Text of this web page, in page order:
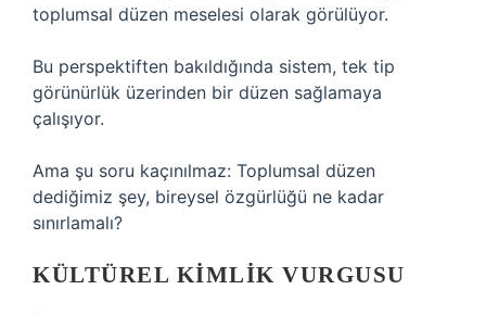
toplumsal düzen meselesi olarak görülüyor.
Bu perspektiften bakıldığında sistem, tek tip
görünürlük üzerinden bir düzen sağlamaya
çalışıyor.
Ama şu soru kaçınılmaz: Toplumsal düzen
dediğimiz şey, bireysel özgürlüğü ne kadar
sınırlamalı?
KÜLTÜREL KIMLIK VURGUSU